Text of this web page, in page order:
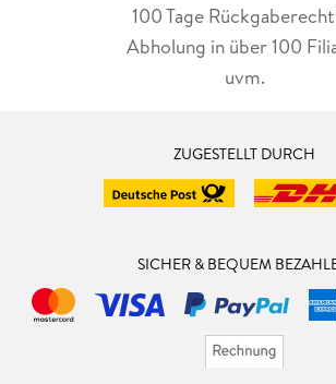
100 Tage
Abholung in über 100
uvm.
ZUGESTELLT DURCH
SICHER & BEQUEM